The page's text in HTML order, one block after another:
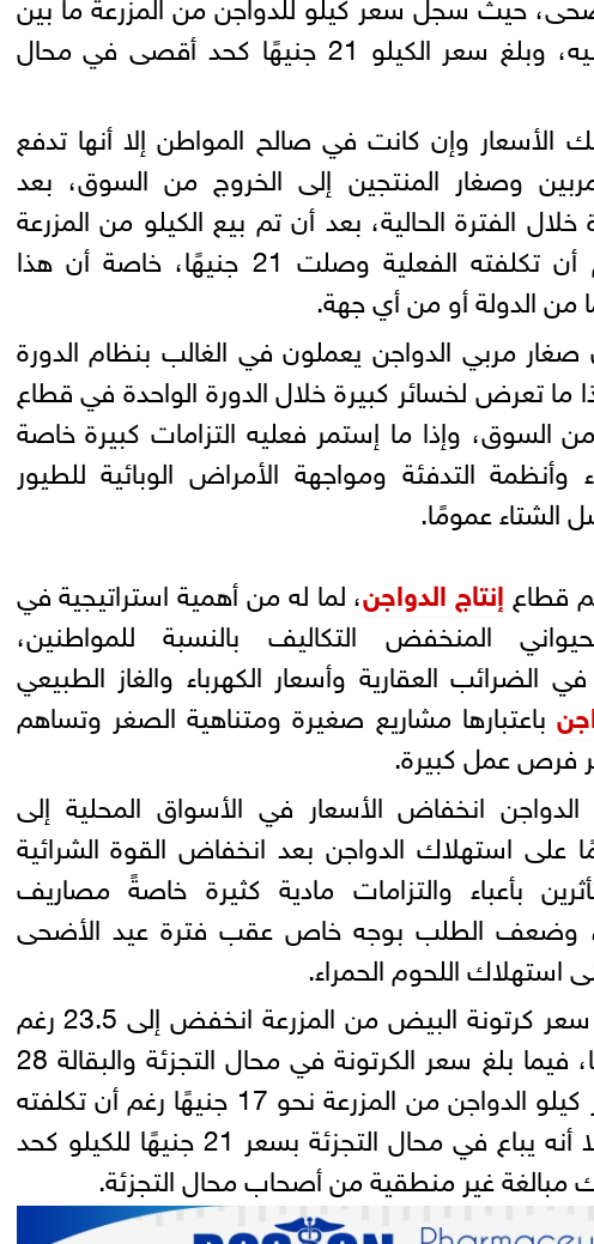
17 جنيهًا و17.5 جنيه، وبلغ سعر الكيلو 21 جنيهًا كحد أقصى في محال
الأسعار وإن كانت في صالح المواطن إلا أنها تدفع
وصغار المنتجين إلى الخروج من السوق، بعد
الفترة الحالية، بعد أن تم بيع الكيلو من المزرعة
بنحو 17 جنيهًا رغم أن تكلفته الفعلية وصلت 21 جنيهًا، خاصة أن هذا
من الدولة أو من أي جهة.
صغار مربي الدواجن يعملون في الغالب بنظام الدورة
ما تعرض لخسائر كبيرة خلال الدورة الواحدة في قطاع
السوق، وإذا ما إستمر فعليه التزامات كبيرة خاصة
التدفئة ومواجهة الأمراض الوبائية للطيور
عمومًا.
قطاع إنتاج الدواجن، لما له من أهمية استراتيجية في
المنخفض التكاليف بالنسبة للمواطنين،
الضرائب العقارية وأسعار الكهرباء والغاز الطبيعي
باعتبارها مشاريع صغيرة ومتناهية الصغر وتساهم
فرص عمل كبيرة.
انخفاض الأسعار في الأسواق المحلية إلى
استهلاك الدواجن بعد انخفاض القوة الشرائية
بأعباء والتزامات مادية كثيرة خاصةً مصاريف
وضعف الطلب بوجه خاص عقب فترة عيد الأضحى
استهلاك اللحوم الحمراء.
وأعلن عبد العزيز أن سعر كرتونة البيض من المزرعة انخفض إلى 23.5 رغم
أن تكلفتها 29 جنيهًا، فيما بلغ سعر الكرتونة في محال التجزئة والبقالة 28
جنيهًا، فيما بلغ سعر كيلو الدواجن من المزرعة نحو 17 جنيهًا رغم أن تكلفته
الفعلية 21 جنيهًا، إلا أنه يباع في محال التجزئة بسعر 21 جنيهًا للكيلو كحد
غير منطقية من أصحاب محال التجزئة.